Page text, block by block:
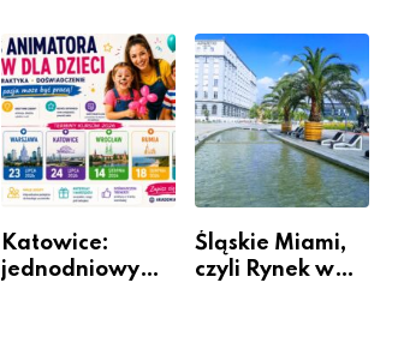
Remontem
Mieszkania
Katowice:
jednodniowy
Śląskie Miami,
czyli Rynek w